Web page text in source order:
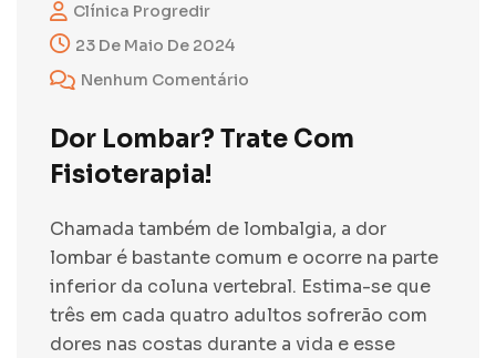
Clínica Progredir
23 De Maio De 2024
Nenhum Comentário
Dor Lombar? Trate Com
Fisioterapia!
Chamada também de lombalgia, a dor
lombar é bastante comum e ocorre na parte
inferior da coluna vertebral. Estima-se que
três em cada quatro adultos sofrerão com
dores nas costas durante a vida e esse